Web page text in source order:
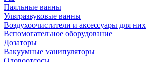
Паяльные ванны
Ультразвуковые ванны
Воздухоочистители и аксессуары для них
Вспомогательное оборудование
Дозаторы
Вакуумные манипуляторы
Оловоотсосы